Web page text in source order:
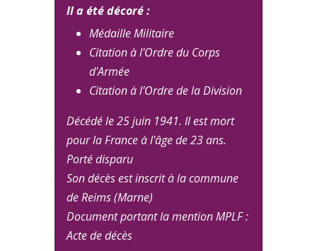
Il a été décoré :
Médaille Militaire
Citation à l'Ordre du Corps
d'Armée
Citation à l'Ordre de la Division
Décédé le 25 juin 1941. Il est mort
pour la France à l'âge de 23 ans.
Porté disparu
Son décès est inscrit à la commune
de Reims (Marne)
Document portant la mention MPLF :
Acte de décès